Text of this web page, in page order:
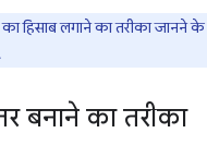
हिसाब लगाने का तरीका जानने के
बनाने का तरीका